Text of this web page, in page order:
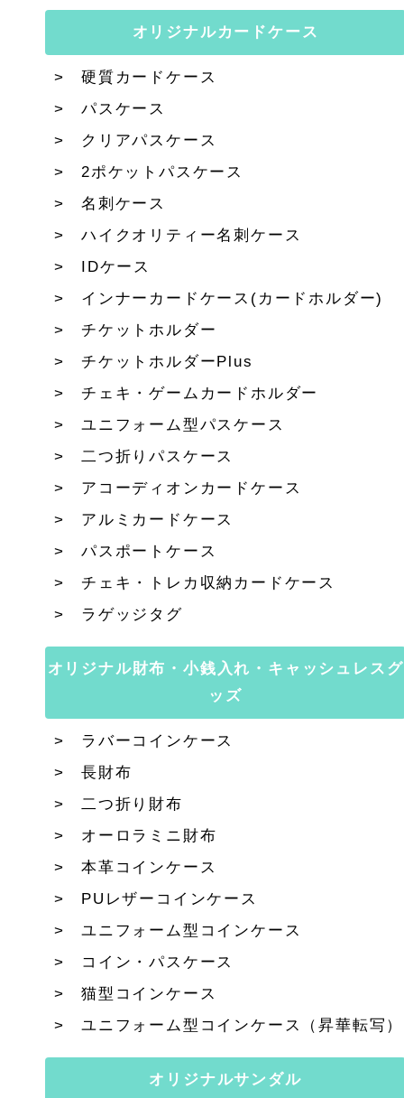
オリジナルカードケース
硬質カードケース
パスケース
クリアパスケース
2ポケットパスケース
名刺ケース
ハイクオリティー名刺ケース
IDケース
インナーカードケース(カードホルダー)
チケットホルダー
チケットホルダーPlus
チェキ・ゲームカードホルダー
ユニフォーム型パスケース
二つ折りパスケース
アコーディオンカードケース
アルミカードケース
パスポートケース
チェキ・トレカ収納カードケース
ラゲッジタグ
オリジナル財布・小銭入れ・キャッシュレスグ
ッズ
ラバーコインケース
長財布
二つ折り財布
オーロラミニ財布
本革コインケース
PUレザーコインケース
ユニフォーム型コインケース
コイン・パスケース
猫型コインケース
ユニフォーム型コインケース（昇華転写）
オリジナルサンダル